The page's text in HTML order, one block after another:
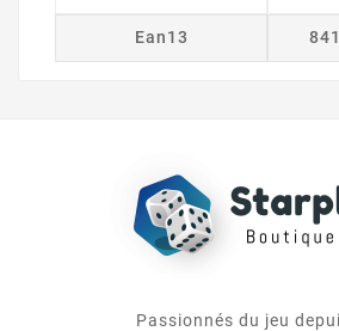
Ean13
Passionnés du jeu